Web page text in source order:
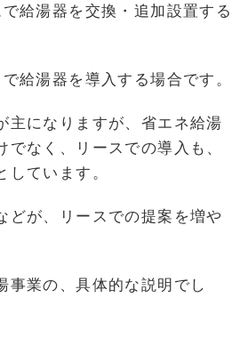
給湯器を交換・追加設置する
給湯器を導入する場合です。
主になりますが、省エネ給湯
でなく、リースでの導入も、
しています。
どが、リースでの提案を増や
事業の、具体的な説明でし